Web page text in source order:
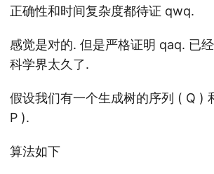
正确性和时间复杂度都待证 qwq.
感觉是对的. 但是严格证明 qaq. 已
科学界太久了.
假设我们有一个生成树的序列 ( Q )
P ).
算法如下